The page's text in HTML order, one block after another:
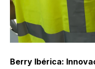
Berry Ibérica: